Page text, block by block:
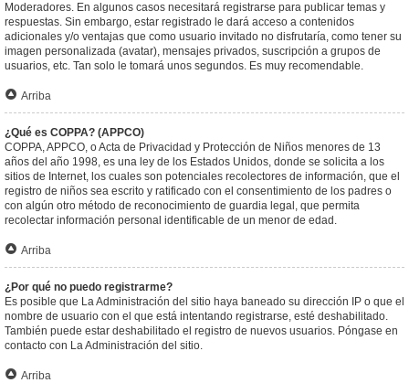
Moderadores. En algunos casos necesitará registrarse para publicar temas y
respuestas. Sin embargo, estar registrado le dará acceso a contenidos
adicionales y/o ventajas que como usuario invitado no disfrutaría, como tener su
imagen personalizada (avatar), mensajes privados, suscripción a grupos de
usuarios, etc. Tan solo le tomará unos segundos. Es muy recomendable.
Arriba
¿Qué es COPPA? (APPCO)
COPPA, APPCO, o Acta de Privacidad y Protección de Niños menores de 13
años del año 1998, es una ley de los Estados Unidos, donde se solicita a los
sitios de Internet, los cuales son potenciales recolectores de información, que el
registro de niños sea escrito y ratificado con el consentimiento de los padres o
con algún otro método de reconocimiento de guardia legal, que permita
recolectar información personal identificable de un menor de edad.
Arriba
¿Por qué no puedo registrarme?
Es posible que La Administración del sitio haya baneado su dirección IP o que el
nombre de usuario con el que está intentando registrarse, esté deshabilitado.
También puede estar deshabilitado el registro de nuevos usuarios. Póngase en
contacto con La Administración del sitio.
Arriba